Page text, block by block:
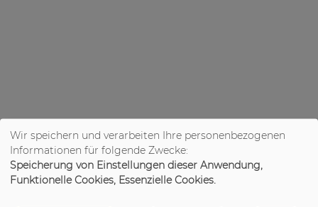
Wir speichern und verarbeiten Ihre personenbezogenen
Informationen für folgende Zwecke:
Speicherung von Einstellungen dieser Anwendung,
Funktionelle Cookies, Essenzielle Cookies.